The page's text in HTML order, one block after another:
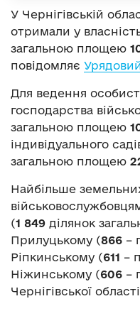
У Чернігівській
отримали у
загальною площею
повідомляє
Для ведення
господарства
загальною площею
індивідуального
загальною площею
Найбільше
(1 849 ділянок
Прилуцькому (866 –
Ріпкинському (611 –
Ніжинському (606 –
Чернігівської